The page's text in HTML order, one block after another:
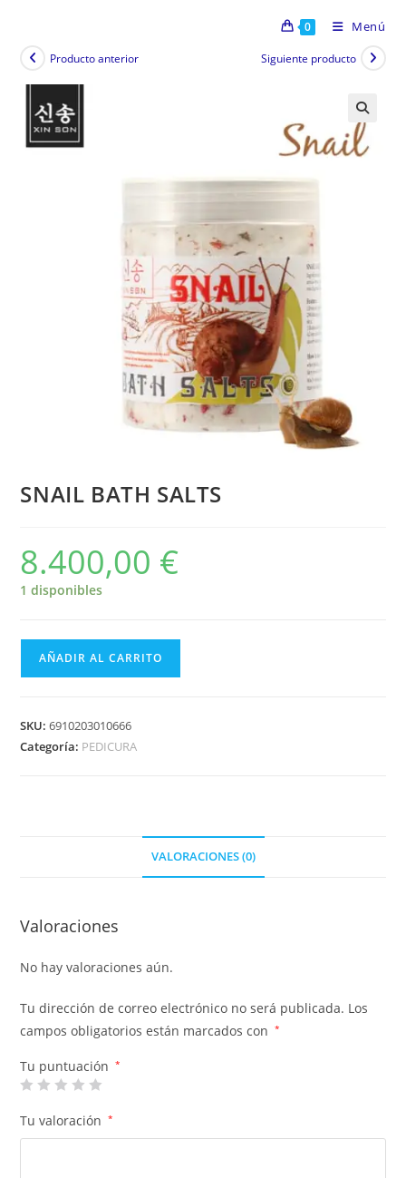
0 Menú
Producto anterior Siguiente producto
SNAIL BATH SALTS
8.400,00 €
1 disponibles
AÑADIR AL CARRITO
SKU:6910203010666
Categoría: PEDICURA
VALORACIONES (0)
Valoraciones
No hay valoraciones aún.
Tu dirección de correo electrónico no será publicada. Los
campos obligatorios están marcados con
*
Tu puntuación *
Tu valoración *